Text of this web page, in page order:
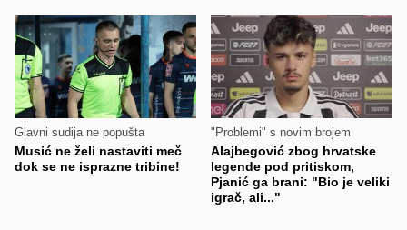
Glavni sudija ne popušta
Musić ne želi nastaviti meč
dok se ne isprazne tribine!
"Problemi" s novim brojem
Alajbegović zbog hrvatske
legende pod pritiskom,
Pjanić ga brani: "Bio je veliki
igrač, ali..."